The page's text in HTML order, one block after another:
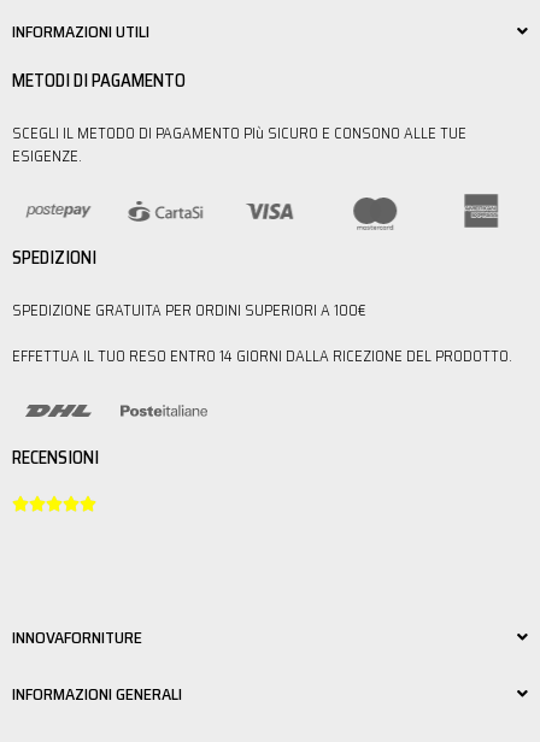
INFORMAZIONI UTILI
METODI DI PAGAMENTO
SCEGLI IL METODO DI PAGAMENTO PIù SICURO E CONSONO ALLE TUE
ESIGENZE.
SPEDIZIONI
SPEDIZIONE GRATUITA PER ORDINI SUPERIORI A 100€
EFFETTUA IL TUO RESO ENTRO 14 GIORNI DALLA RICEZIONE DEL PRODOTTO.
RECENSIONI

INNOVAFORNITURE
INFORMAZIONI GENERALI